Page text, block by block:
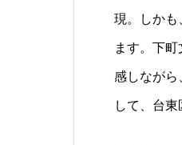
現。しかも
ます。下
感しながら
して、台